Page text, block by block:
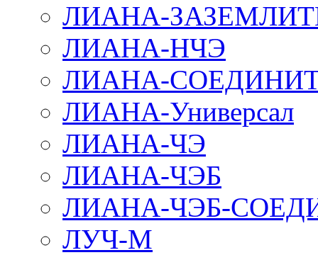
ЛИАНА-
ЛИАНА-НЧЭ
ЛИАНА-
ЛИАНА-Универсал
ЛИАНА-ЧЭ
ЛИАНА-ЧЭБ
ЛИАНА-ЧЭБ-
ЛУЧ-М